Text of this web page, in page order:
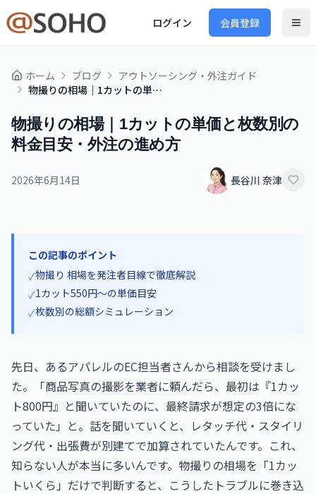
ログイン 会員登録
ホーム ブログ
アウトソーシング・外注ガイド
物撮りの相場｜1カットの単価と枚数別の料金目安・外注の進め方
物撮りの相場｜1カットの単価と枚数別の
料金目安・外注の進め方
2026年6月14日 長谷川 奈津
この記事のポイント
✓物撮り 相場を発注者目線で徹底解説
✓1カット550円〜の単価目安
✓枚数別の総額シミュレーション
先日、あるアパレルのEC担当者さんから相談を受けまし
た。「商品写真の撮影を業者に頼んだら、最初は『1カッ
ト800円』と聞いていたのに、最終請求が想定の3倍にな
っていた」と。話を聞いていくと、レタッチ代・スタイリ
ング代・出張費が別建てで加算されていたんです。これ、
知らない人が本当に多いんです。物撮りの相場を「1カッ
トいくら」だけで判断すると、こうしたトラブルに巻き込